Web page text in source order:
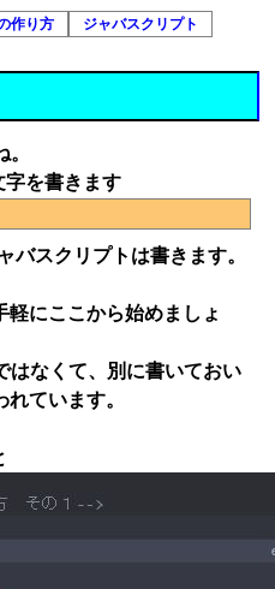
作り方
ジャバスクリプト
字を書きます
バスクリプトは書きます。
軽にここから始めましょ
なくて、別に書いておい
ています。